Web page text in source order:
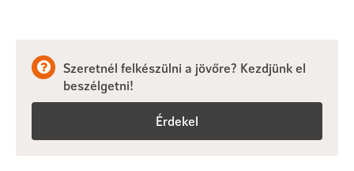
Szeretnél felkészülni a jövőre? Kezdjünk el
beszélgetni!
Érdekel